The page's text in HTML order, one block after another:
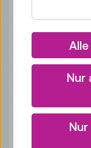
Mo 10.08.
€ 2,50
Nur